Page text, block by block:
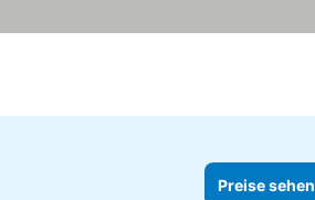
Preise sehen